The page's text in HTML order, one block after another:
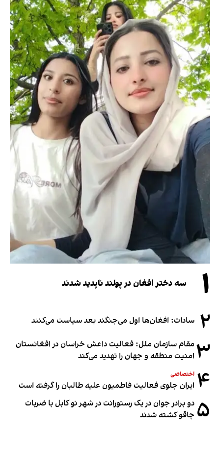
۱ سه دختر افغان در پولند ناپدید شدند
۲ سادات: افغان‌ها اول می‌جنگند بعد سیاست می‌کنند
۳ مقام سازمان ملل: فعالیت داعش خراسان در افغانستان
امنیت منطقه و جهان را تهدید می‌کند
۴ اختصاصی
ایران جلوی فعالیت فاطمیون علیه طالبان را گرفته است
۵ دو برادر جوان در یک رستورانت در شهر نو کابل با ضربات
چاقو کشته شدند